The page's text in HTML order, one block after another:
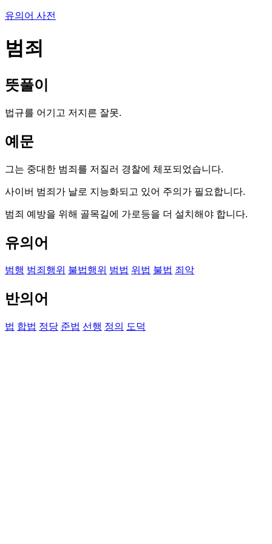
유의어 사전
범죄
뜻풀이
법규를 어기고 저지른 잘못.
예문
그는 중대한 범죄를 저질러 경찰에 체포되었습니다.
사이버 범죄가 날로 지능화되고 있어 주의가 필요합니다.
범죄 예방을 위해 골목길에 가로등을 더 설치해야 합니다.
유의어
범행 범죄행위 불법행위 범법 위법 불법 죄악
반의어
법 합법 정당 준법 선행 정의 도덕